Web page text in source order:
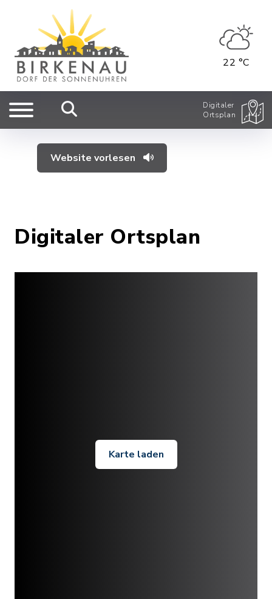
22 °C
Digitaler
Ortsplan
Website vorlesen
Digitaler Ortsplan
Karte laden